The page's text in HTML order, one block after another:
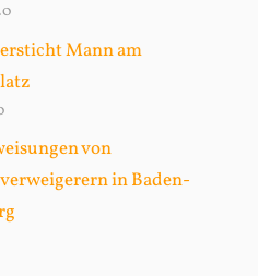
Mann am
von
in Baden-